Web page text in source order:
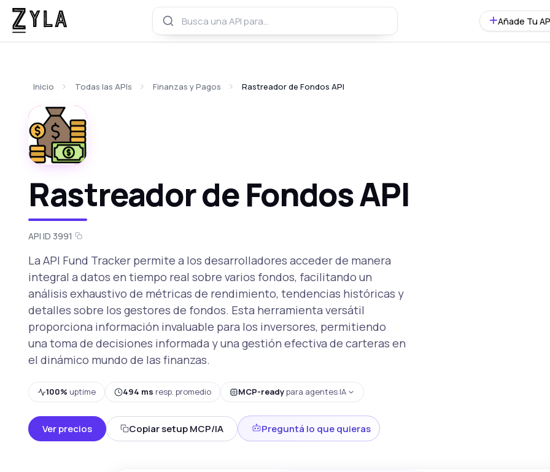
Añade Tu
Inicio Todas las APIs Finanzas y Pagos Rastreador de Fondos API
Rastreador de Fondos API
API ID 3991
La API Fund Tracker permite a los desarrolladores acceder de manera
integral a datos en tiempo real sobre varios fondos, facilitando un
análisis exhaustivo de métricas de rendimiento, tendencias históricas y
detalles sobre los gestores de fondos. Esta herramienta versátil
proporciona información invaluable para los inversores, permitiendo
una toma de decisiones informada y una gestión efectiva de carteras en
el dinámico mundo de las finanzas.
100% uptime 494 ms resp. promedio MCP-readypara agentes IA
Ver precios Copiar setup MCP/IA Preguntá lo que quieras